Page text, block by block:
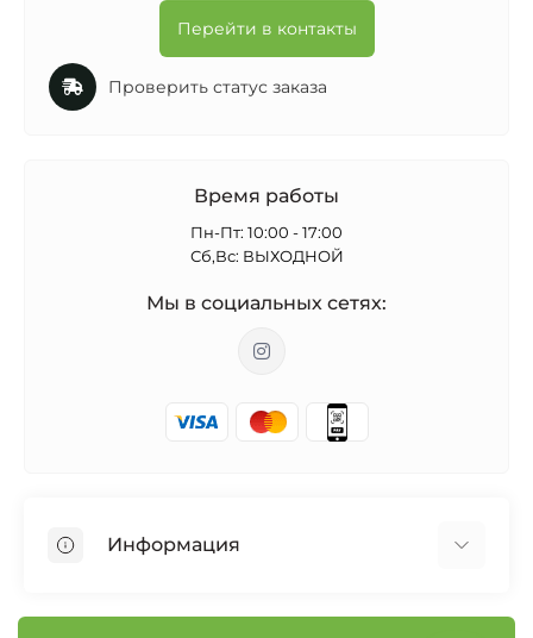
Перейти в контакты
Проверить статус заказа
Время работы
Пн-Пт: 10:00 - 17:00
Сб,Вс: ВЫХОДНОЙ
Мы в социальных сетях:
Информация